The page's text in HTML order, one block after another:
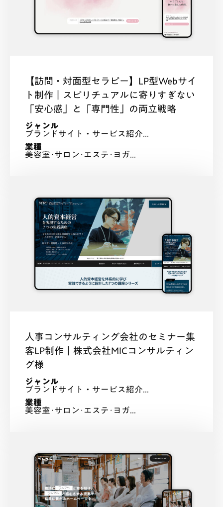
【訪問・対面型セラピー】LP型Webサイ
ト制作｜スピリチュアルに寄りすぎない
「安心感」と「専門性」の両立戦略
ジャンル
ブランドサイト・サービス紹介...
業種
美容室･サロン･エステ･ヨガ...
人事コンサルティング会社のセミナー集
客LP制作｜株式会社MICコンサルティン
グ様
ジャンル
ブランドサイト・サービス紹介...
業種
美容室･サロン･エステ･ヨガ...